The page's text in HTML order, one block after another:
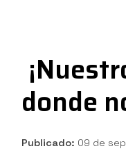
donde
Publicado: 09 de